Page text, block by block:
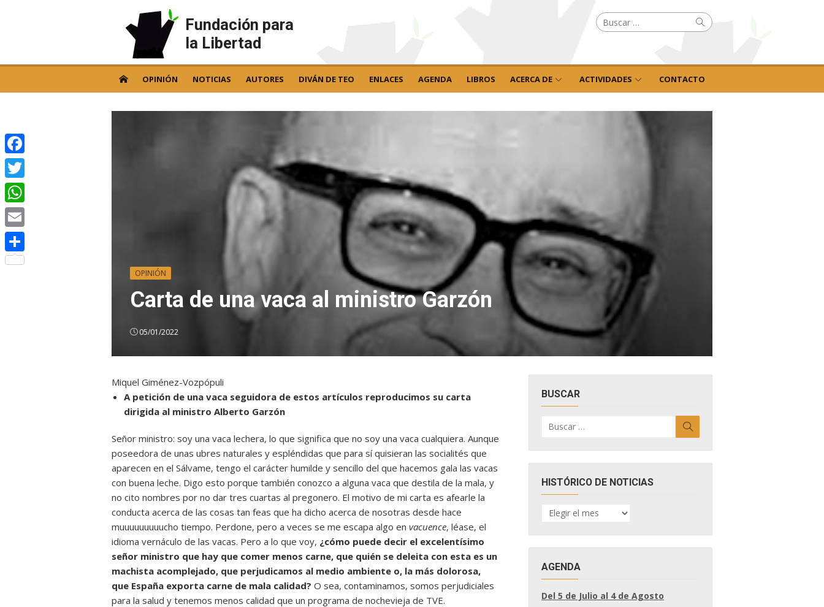
Fundación para
la Libertad
Buscar
por: Buscar
OPINIÓN NOTICIAS AUTORES DIVÁN DE TEO ENLACES AGENDA LIBROS ACERCA DE ACTIVIDADES CONTACTO
OPINIÓN
Carta de una vaca al ministro Garzón
05/01/2022
Miquel Giménez-Vozpópuli
A petición de una vaca seguidora de estos artículos reproducimos su carta
dirigida al ministro Alberto Garzón
Señor ministro: soy una vaca lechera, lo que significa que no soy una vaca cualquiera. Aunque
poseedora de unas ubres naturales y espléndidas que para sí quisieran las socialités que
aparecen en el Sálvame, tengo el carácter humilde y sencillo del que hacemos gala las vacas
con buena leche. Digo esto porque también conozco a alguna vaca que destila de la mala, y
no cito nombres por no dar tres cuartas al pregonero. El motivo de mi carta es afearle la
conducta acerca de las cosas tan feas que ha dicho acerca de nosotras desde hace
muuuuuuuuucho tiempo. Perdone, pero a veces se me escapa algo en vacuence, léase, el
idioma vernáculo de las vacas. Pero a lo que voy, ¿cómo puede decir el excelentísimo
señor ministro que hay que comer menos carne, que quién se deleita con esta es un
machista acomplejado, que perjudicamos al medio ambiente o, la más dolorosa,
que España exporta carne de mala calidad? O sea, contaminamos, somos perjudiciales
para la salud y tenemos menos calidad que un programa de nochevieja de TVE.
BUSCAR
por:
HISTÓRICO DE NOTICIAS
HISTÓRICO
DE
AGENDA
Del 5 de Julio al 4 de Agosto
Facebook
Twitter
WhatsApp
Email
Compartir